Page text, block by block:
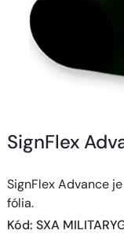
SignFlex
SignFlex Advance
fólia.
Kód: SXA